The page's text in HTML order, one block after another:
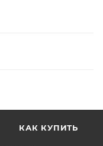
КАК КУПИТЬ